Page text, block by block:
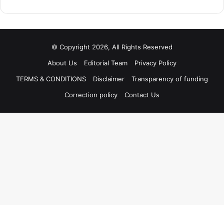
© Copyright 2026, All Rights Reserved
About Us
Editorial Team
Privacy Policy
TERMS & CONDITIONS
Disclaimer
Transparency of funding
Correction policy
Contact Us